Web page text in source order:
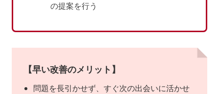
の提案を行う
【早い改善のメリット】
問題を長引かせず、すぐ次の出会いに活かせ